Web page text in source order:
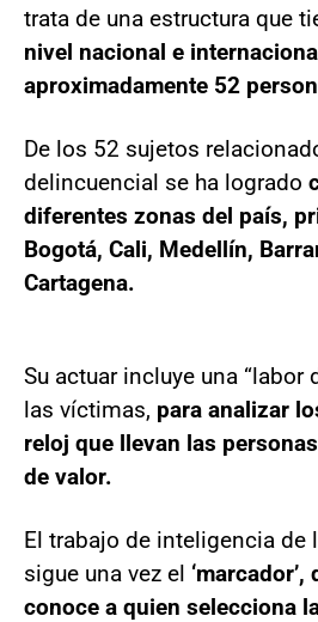
trata de una estructura que
nivel nacional e
aproximadamente 52
De los 52 sujetos
delincuencial se ha logrado
diferentes zonas del país,
Bogotá, Cali, Medellín,
Cartagena.
Su actuar incluye una “labor
las víctimas, para analizar
reloj que llevan las
de valor.
El trabajo de inteligencia de
sigue una vez el
conoce a quien selecciona